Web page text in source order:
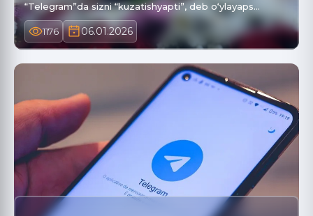
“Telegram”da sizni “kuzatishyapti”, deb o‘ylayaps…
1176 06.01.2026